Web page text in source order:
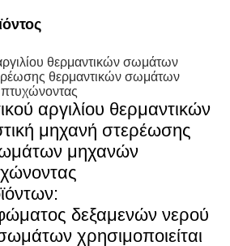
θερμαντικών σωμάτων
θερμαντικών σωμάτων
αργιλίου θερμαντικών
μηχανή στερέωσης
μηχανών
δεξαμενών νερού
χρησιμοποιείται